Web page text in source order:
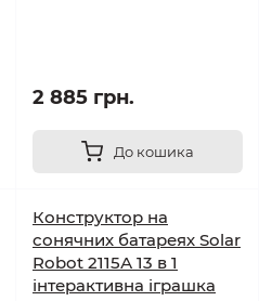
2 885 грн.
До кошика
Конструктор на
сонячних батареях Solar
Robot 2115А 13 в 1
інтерактивна іграшка